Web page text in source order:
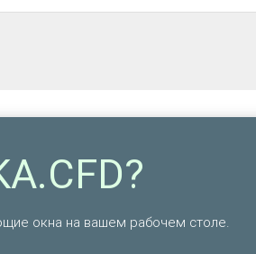
окна на вашем рабочем столе.